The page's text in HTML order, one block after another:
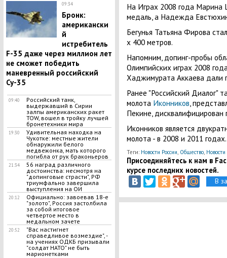
09:34
Бронк:
американски
й
истребитель
F-35 даже через миллион лет
не сможет победить
маневренный российский
Су-35
09:40
Российский танк,
выдержавший в Сирии
залпы американских ракет
TOW, вошел в тройку лучшей
бронетехники мира
19:30
​Удивительная находка на
Чукотке: местные жители
обнаружили белого
медвежонка, мать которого
погибла от рук браконьеров
21:34
56 наград различного
достоинства: несмотря на
"допинговые страсти", РФ
триумфально завершила
выступления на ОИ
20:12
Официально: завоевав 18-е
"золото", Россия застолбила
за собой итоговое
четвертое место в
медальном зачете
20:52
"Вас настигнет
справедливое возмездие", -
на учениях ОДКБ призывали
"солдат НАТО" не быть
марионетками
На Играх 2008 года Марина
медаль, а Надежда
Бегунья Татьяна Фирова
х 400 метров.
Напомним, допинг-пробы
Олимпийских играх 2008
Хаджимурата Аккаева дали
Ранее "Российский Диалог"
молота Иконников ,
Пекине,
Иконников является
молота - в 2008 и 2011 годах.
Теги: Новости России Общество,
Присоединяйтесь к нам в
курсе последних новостей.
В